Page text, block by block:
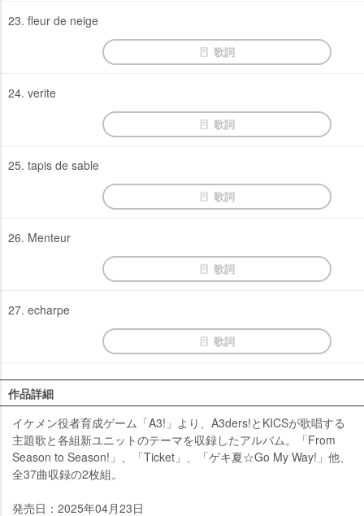
23. fleur de neige
歌詞
24. verite
歌詞
25. tapis de sable
歌詞
26. Menteur
歌詞
27. echarpe
歌詞
作品詳細
イケメン役者育成ゲーム「A3!」より、A3ders!とKICSが歌唱する
主題歌と各組新ユニットのテーマを収録したアルバム。「From
Season to Season!」、「Ticket」、「ゲキ夏☆Go My Way!」他、
全37曲収録の2枚組。
発売日：2025年04月23日